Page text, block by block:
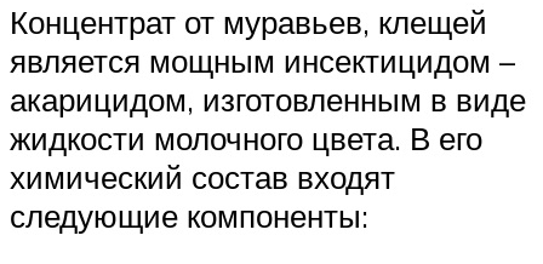
Концентрат от муравьев, клещей
является мощным инсектицидом –
акарицидом, изготовленным в виде
жидкости молочного цвета. В его
химический состав входят
следующие компоненты: